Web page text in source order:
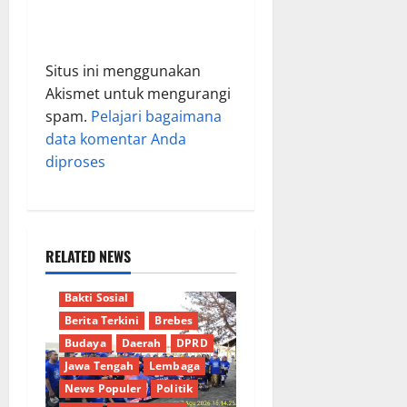
Situs ini menggunakan
Akismet untuk mengurangi
spam. Pelajari bagaimana
data komentar Anda
diproses
RELATED NEWS
Bakti Sosial
Berita Terkini
Brebes
Budaya
Daerah
DPRD
Jawa Tengah
Lembaga
News Populer
Politik